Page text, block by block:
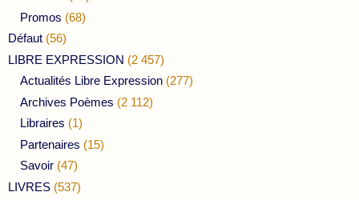
Promos (68)
Défaut (56)
LIBRE EXPRESSION (2 457)
Actualités Libre Expression (277)
Archives Poèmes (2 112)
Libraires (1)
Partenaires (15)
Savoir (47)
LIVRES (537)